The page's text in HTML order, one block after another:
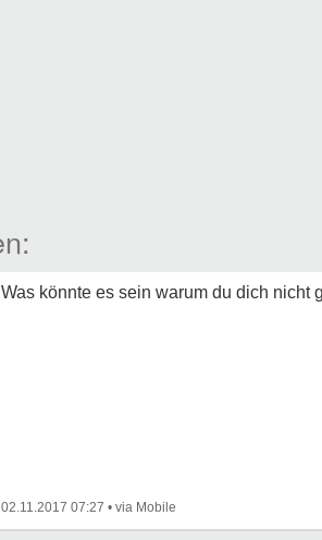
Was könnte es sein warum du dich nicht
02.11.2017 07:27 •